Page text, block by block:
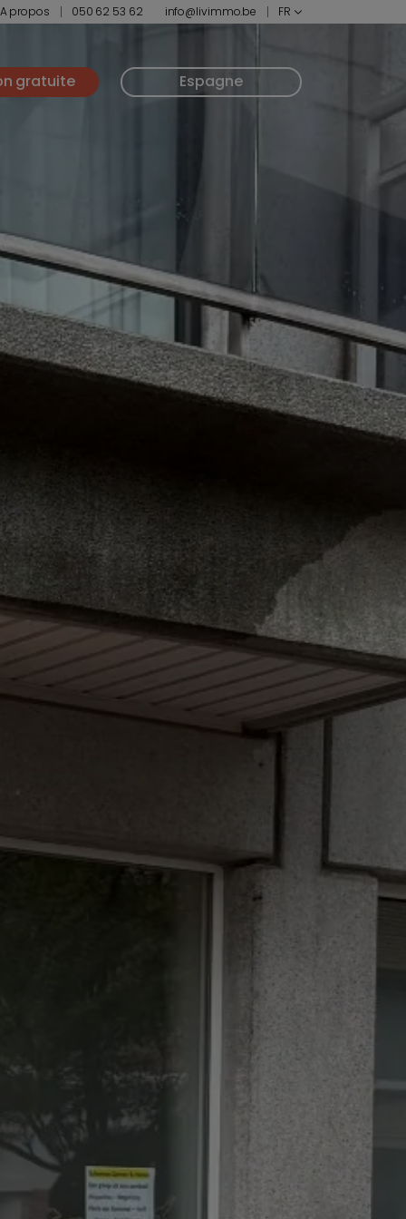
A propos 050 62 53 62 info@livimmo.be FR
gratuite Espagne